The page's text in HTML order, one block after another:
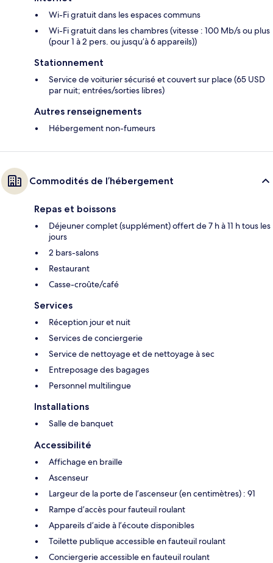
Wi-Fi gratuit dans les espaces communs
Wi-Fi gratuit dans les chambres (vitesse : 100 Mb/s ou plus
(pour 1 à 2 pers. ou jusqu’à 6 appareils))
Stationnement
Service de voiturier sécurisé et couvert sur place (65 USD
par nuit; entrées/sorties libres)
Autres renseignements
Hébergement non-fumeurs
Commodités de l’hébergement
Repas et boissons
Déjeuner complet (supplément) offert de 7 h à 11 h tous les
jours
2 bars-salons
Restaurant
Casse-croûte/café
Services
Réception jour et nuit
Services de conciergerie
Service de nettoyage et de nettoyage à sec
Entreposage des bagages
Personnel multilingue
Installations
Salle de banquet
Accessibilité
Affichage en braille
Ascenseur
Largeur de la porte de l’ascenseur (en centimètres) : 91
Rampe d’accès pour fauteuil roulant
Appareils d’aide à l’écoute disponibles
Toilette publique accessible en fauteuil roulant
Conciergerie accessible en fauteuil roulant